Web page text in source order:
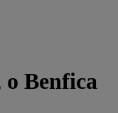
o Benfica